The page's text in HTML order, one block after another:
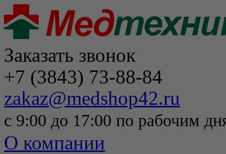
Заказать звонок
+7 (3843) 73-88-84
zakaz@medshop42.ru
с 9:00 до 17:00 по рабочим
О компании